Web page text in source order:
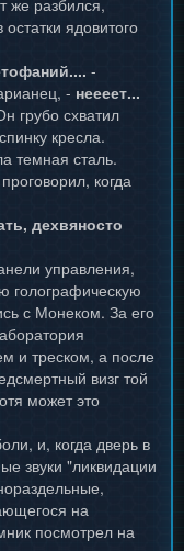
же разбился,
ядовитого
-
- неееет...
грубо схватил
кресла.
темная сталь.
когда
дехвяносто
управления,
голографическую
с Монеком. За его
и треском, а после
визг той
может это
и, когда дверь в
звуки "ликвидации
на
посмотрел на